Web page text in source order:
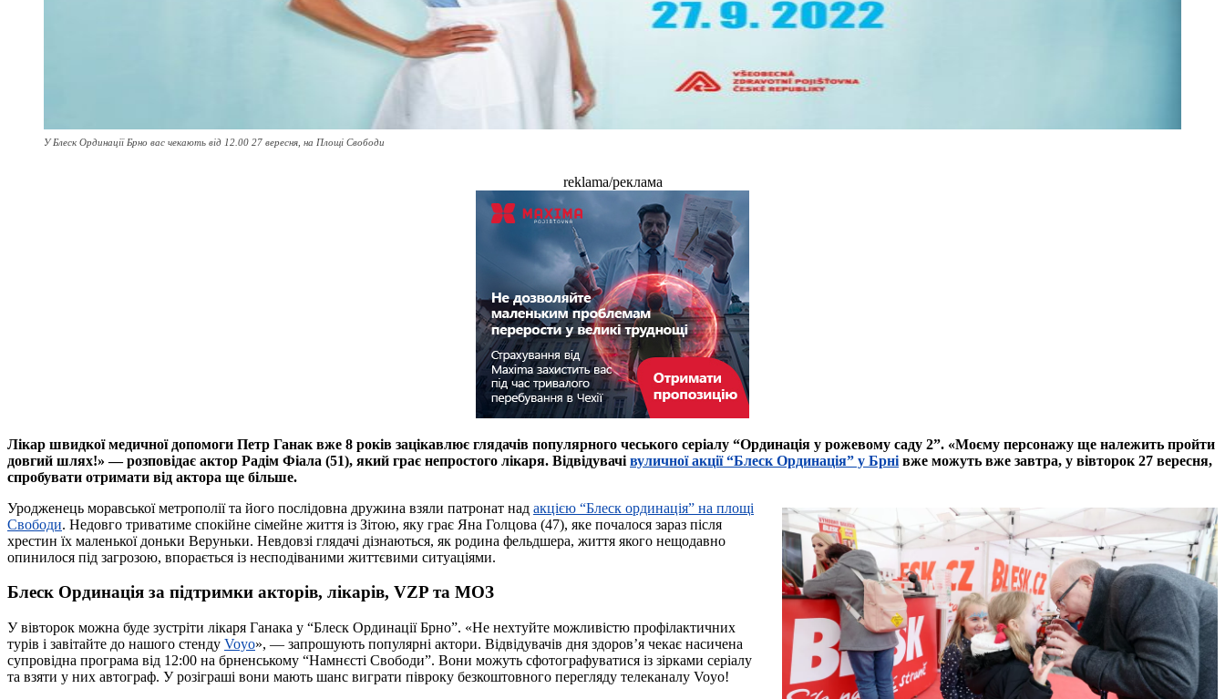
У Блеск Ординації Брно вас чекають від 12.00 27 вересня, на Площі Свободи
reklama/реклама
Лікар швидкої медичної допомоги Петр Ганак вже 8 років зацікавлює глядачів популярного чеського серіалу “Ординація у рожевому саду 2”. «Моєму персонажу ще належить пройти
довгий шлях!» — розповідає актор Радім Фіала (51), який грає непростого лікаря. Відвідувачі вуличної акції “Блеск Ординація” у Брні вже можуть вже завтра, у вівторок 27 вересня,
спробувати отримати від актора ще більше.
Уродженець моравської метрополії та його послідовна дружина взяли патронат над акцією “Блеск ординація” на площі
Свободи. Недовго триватиме спокійне сімейне життя із Зітою, яку грає Яна Голцова (47), яке почалося зараз після
хрестин їх маленької доньки Веруньки. Невдовзі глядачі дізнаються, як родина фельдшера, життя якого нещодавно
опинилося під загрозою, впорається із несподіваними життєвими ситуаціями.
Блеск Ординація за підтримки акторів, лікарів, VZP та МОЗ
У вівторок можна буде зустріти лікаря Ганака у “Блеск Ординації Брно”. «Не нехтуйте можливістю профілактичних
турів і завітайте до нашого стенду Voyo», — запрошують популярні актори. Відвідувачів дня здоров’я чекає насичена
супровідна програма від 12:00 на брненському “Намнєсті Свободи”. Вони можуть сфотографуватися із зірками серіалу
та взяти у них автограф. У розіграші вони мають шанс виграти півроку безкоштовного перегляду телеканалу Voyo!